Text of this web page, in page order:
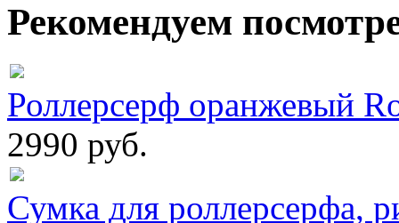
Рекомендуем
Роллерсерф оранжевый
2990 руб.
Сумка для роллерсерфа,